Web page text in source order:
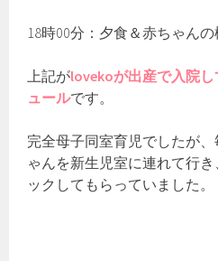
18時00分：夕食＆赤ちゃんの
上記がlovekoが出産で入院
ュールです。
完全母子同室育児でしたが
ゃんを新生児室に連れて行
ックしてもらっていました。